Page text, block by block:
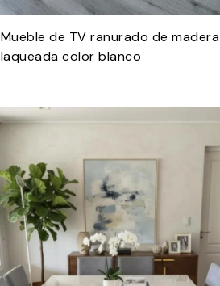
Mueble de TV ranurado de madera
laqueada color blanco